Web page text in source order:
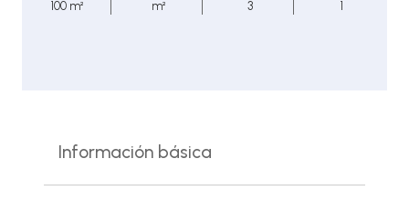
100 m² m² 3 1
Información básica